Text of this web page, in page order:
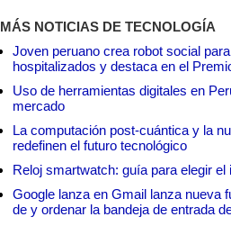
MÁS NOTICIAS DE TECNOLOGÍA
Joven peruano crea robot social
hospitalizados y destaca en el
Uso de herramientas digitales en
mercado
La computación post-cuántica y la
redefinen el futuro tecnológico
Reloj smartwatch: guía para elegir el
Google lanza en Gmail lanza nueva
de y ordenar la bandeja de entrada